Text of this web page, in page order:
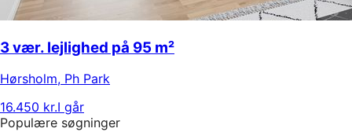
3 vær. lejlighed på 95 m²
Hørsholm, Ph Park
16.450 kr.I går
Populære søgninger